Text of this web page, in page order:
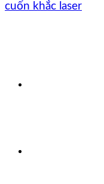
cuốn khắc laser